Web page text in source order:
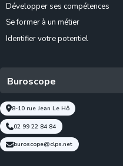
Développer ses compétences
Se former à un métier
Identifier votre potentiel
Buroscope
8-10 rue Jean Le Hô
02 99 22 84 84
buroscope@clps.net